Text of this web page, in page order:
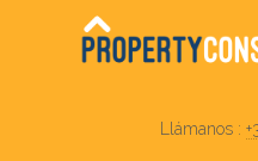
Llámanos :